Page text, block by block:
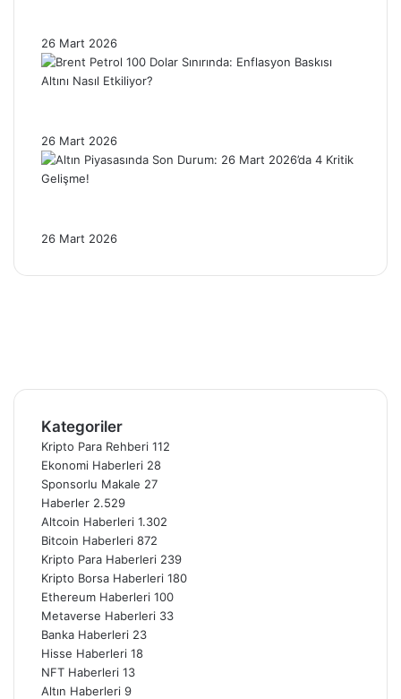
26 Mart 2026
26 Mart 2026
26 Mart 2026
Kategoriler
Kripto Para Rehberi 112
Ekonomi Haberleri 28
Sponsorlu Makale 27
Haberler 2.529
Altcoin Haberleri 1.302
Bitcoin Haberleri 872
Kripto Para Haberleri 239
Kripto Borsa Haberleri 180
Ethereum Haberleri 100
Metaverse Haberleri 33
Banka Haberleri 23
Hisse Haberleri 18
NFT Haberleri 13
Altın Haberleri 9